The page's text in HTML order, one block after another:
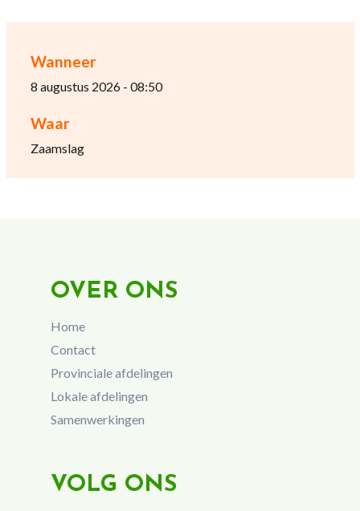
Wanneer
8 augustus 2026 - 08:50
Waar
Zaamslag
OVER ONS
Home
Contact
Provinciale afdelingen
Lokale afdelingen
Samenwerkingen
VOLG ONS